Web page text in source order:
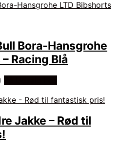
Bora-Hansgrohe
Racing Blå
pris
kr. 699,00.
Jakke – Rød til